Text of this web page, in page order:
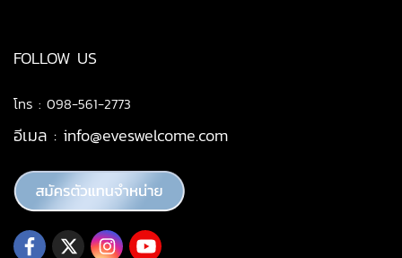
FOLLOW US
โทร : 098-561-2773
อีเมล : info@eveswelcome.com